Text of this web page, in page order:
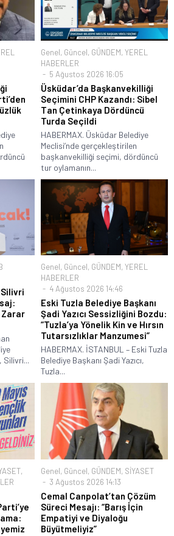
Genel, Güncel, GÜNDEM, YEREL
HABERLER
5 Ağustos 2026 16:05
Üsküdar’da Başkanvekilliği
Seçimini CHP Kazandı: Sibel
Tan Çetinkaya Dördüncü
Turda Seçildi
HABERMAX. Üsküdar Belediye
Meclisi’nde gerçekleştirilen
başkanvekilliği seçimi, dördüncü
tur oylamanın...
Silivri
Zarar
Silivri...
Genel, Güncel, GÜNDEM, YEREL
HABERLER
4 Ağustos 2026 14:46
Eski Tuzla Belediye Başkanı
Şadi Yazıcı Sessizliğini Bozdu:
“Tuzla’ya Yönelik Kin ve Hırsın
Tutarsızlıklar Manzumesi”
HABERMAX. İSTANBUL – Eski Tuzla
Belediye Başkanı Şadi Yazıcı,
Tuzla...
,
Genel, Güncel, GÜNDEM, SİYASET
3 Ağustos 2026 14:13
Cemal Canpolat’tan Çözüm
Süreci Mesajı: “Barış İçin
Empatiyi ve Diyaloğu
Büyütmeliyiz”